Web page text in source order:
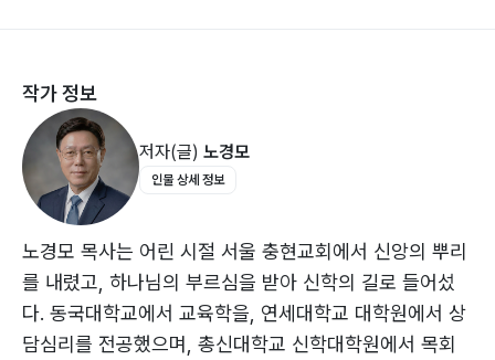
PART 3 성령님께 훈련받은 위대한 모델
8장 베드로를 제자훈련 시키신 성령님 97
9장 바울을 제자훈련 시키신 성령님 111
PART 4 성령님 주도형 제자훈련의 실전과 방법
10장 성령님으로부터 직접 제자훈련을 받는 방법 125
11장 성령의 은사는 제자훈련을 위한 강력한 도구이다
139
작가 정보
저자(글) 노경모
인물 상세 정보
노경모 목사는 어린 시절 서울 충현교회에서 신앙의 뿌리
를 내렸고, 하나님의 부르심을 받아 신학의 길로 들어섰
다. 동국대학교에서 교육학을, 연세대학교 대학원에서 상
담심리를 전공했으며, 총신대학교 신학대학원에서 목회